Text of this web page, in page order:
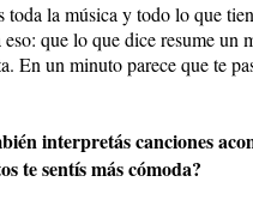
la música y todo lo que
que lo que dice resume un
En un minuto parece que te
interpretás canciones
te sentís más cómoda?